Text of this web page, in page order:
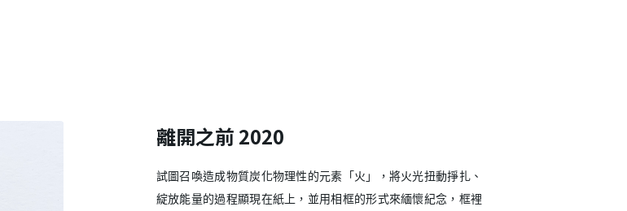
離開之前 2020
試圖召喚造成物質炭化物理性的元素「火」，將火光扭動掙扎、
綻放能量的過程顯現在紙上，並用相框的形式來緬懷紀念，框裡